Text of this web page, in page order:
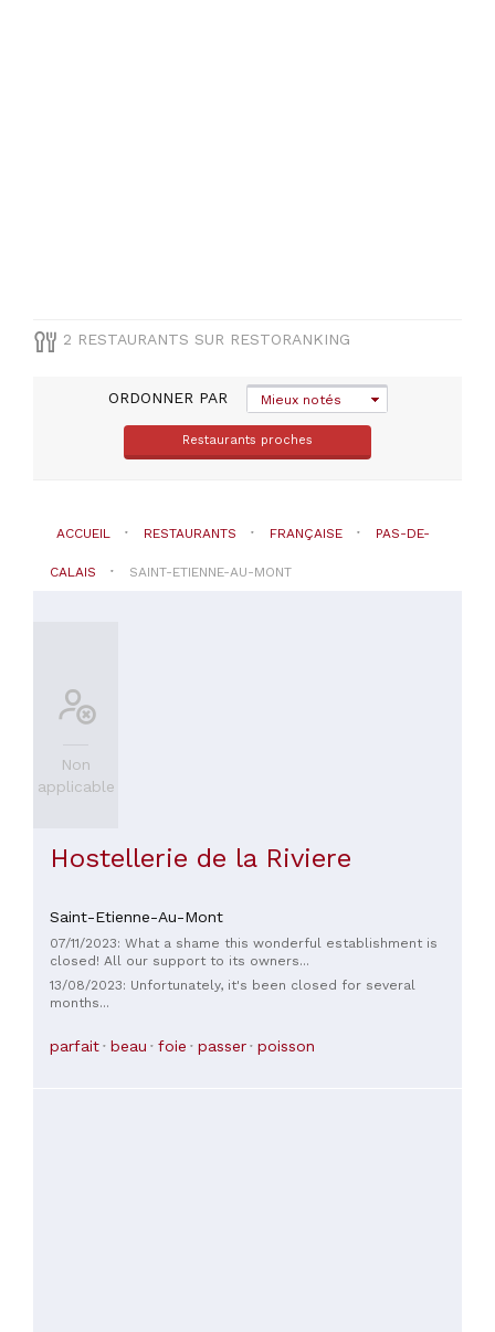
2 RESTAURANTS SUR RESTORANKING
ORDONNER PAR Mieux notés
Restaurants proches
ACCUEIL RESTAURANTS FRANÇAISE PAS-DE-
CALAIS SAINT-ETIENNE-AU-MONT
Non
applicable
Hostellerie de la Riviere
Saint-Etienne-Au-Mont
07/11/2023: What a shame this wonderful establishment is
closed! All our support to its owners...
13/08/2023: Unfortunately, it's been closed for several
months...
parfait beau foie passer poisson